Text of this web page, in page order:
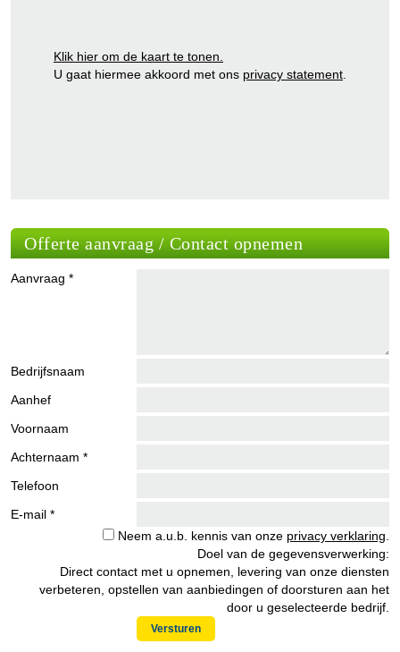
Klik hier om de kaart te tonen.
U gaat hiermee akkoord met ons privacy statement
Offerte aanvraag / Contact opnemen
Aanvraag *
Bedrijfsnaam
Aanhef
Voornaam
Achternaam *
Telefoon
E-mail *
Neem a.u.b. kennis van onze privacy verklaring
Doel van de gegevensverwerking:
Direct contact met u opnemen, levering van onze diensten
verbeteren, opstellen van aanbiedingen of doorsturen aan het
door u geselecteerde bedrijf.
Versturen